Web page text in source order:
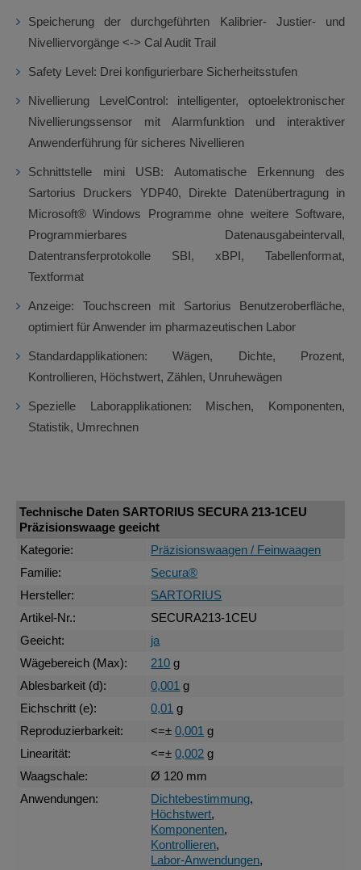
Speicherung der durchgeführten Kalibrier- Justier- und
Nivelliervorgänge <-> Cal Audit Trail
Safety Level: Drei konfigurierbare Sicherheitsstufen
Nivellierung LevelControl: intelligenter, optoelektronischer
Nivellierungssensor mit Alarmfunktion und interaktiver
Anwenderführung für sicheres Nivellieren
Schnittstelle mini USB: Automatische Erkennung des
Sartorius Druckers YDP40, Direkte Datenübertragung in
Microsoft® Windows Programme ohne weitere Software,
Programmierbares Datenausgabeintervall,
Datentransferprotokolle SBI, xBPI, Tabellenformat,
Textformat
Anzeige: Touchscreen mit Sartorius Benutzeroberfläche,
optimiert für Anwender im pharmazeutischen Labor
Standardapplikationen: Wägen, Dichte, Prozent,
Kontrollieren, Höchstwert, Zählen, Unruhewägen
Spezielle Laborapplikationen: Mischen, Komponenten,
Statistik, Umrechnen
Technische Daten SARTORIUS SECURA 213-1CEU
Präzisionswaage geeicht
Kategorie:
Präzisionswaagen / Feinwaagen
Familie:
Secura®
Hersteller:
SARTORIUS
Artikel-Nr.:
SECURA213-1CEU
Geeicht:
ja
Wägebereich (Max):
210 g
Ablesbarkeit (d):
0,001 g
Eichschritt (e):
0,01 g
Reproduzierbarkeit:
<=±0,001 g
Linearität:
<=±0,002 g
Waagschale:
Ø 120 mm
Anwendungen:
Dichtebestimmung,
Höchstwert,
Komponenten,
Kontrollieren,
Labor-Anwendungen,